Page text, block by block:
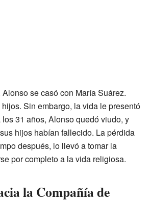
se casó con María Suárez.
Sin embargo, la vida le presentó
31 años, Alonso quedó viudo, y
hijos habían fallecido. La pérdida
después, lo llevó a tomar la
por completo a la vida religiosa.
la Compañía de